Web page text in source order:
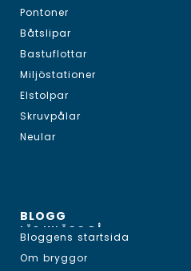
Pontoner
Båtslipar
Bastuflottar
Miljöstationer
Elstolpar
Skruvpålar
Neular
BLOGG
LÄS INLÄGG PÅ...
Bloggens startsida
Om bryggor